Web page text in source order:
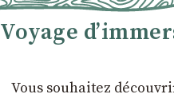
Voyage
Vous souhaitez